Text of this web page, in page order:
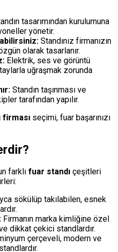
tasarımından kurulumuna
yönetir.
Standınız firmanızın
olarak tasarlanır.
Elektrik, ses ve görüntü
uğraşmak zorunda
Standın taşınması ve
tarafından yapılır.
firması seçimi, fuar başarınızı
farklı fuar standı çeşitleri
sökülüp takılabilen, esnek
Firmanın marka kimliğine özel
dikkat çekici standlardır.
çerçeveli, modern ve